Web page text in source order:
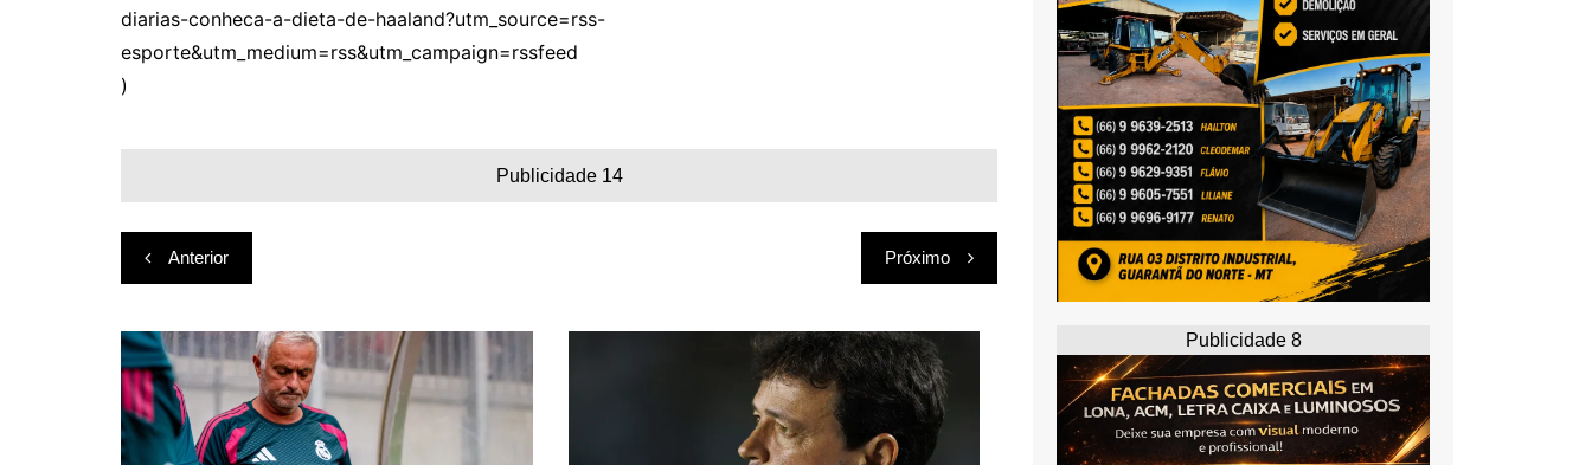
diarias-conheca-a-dieta-de-haaland?utm_source=rss-
esporte&utm_medium=rss&utm_campaign=rssfeed
)
Publicidade 14
Navegação
de
Post
Anterior Próximo
Publicidade 8